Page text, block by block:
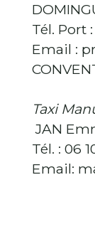
Tél. Port
Email :
Taxi
JAN
Tél. : 06
Email: